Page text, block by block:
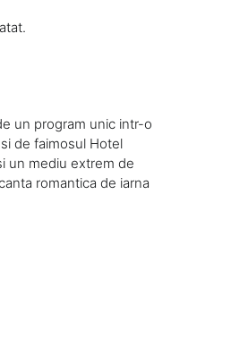
un program unic intr-o
de faimosul Hotel
un mediu extrem de
romantica de iarna